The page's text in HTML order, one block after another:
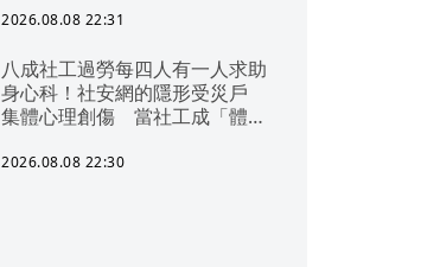
2026.08.08 22:31
八成社工過勞每四人有一人求助
身心科！社安網的隱形受災戶
集體心理創傷 當社工成「體制
無奈趨勢？耗竭殆盡下的社安網
2026.08.08 22:30